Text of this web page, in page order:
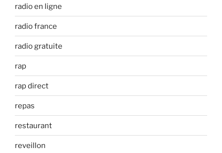
radio en ligne
radio france
radio gratuite
rap
rap direct
repas
restaurant
reveillon